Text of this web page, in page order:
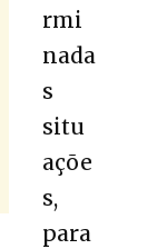
rmi
nada
s
situ
açõe
s,
para